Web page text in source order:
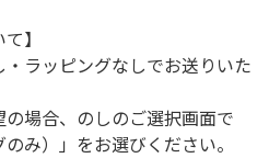
】
・ラッピングなしでお送りいた
の場合、のしのご選択画面で
み）」をお選びください。